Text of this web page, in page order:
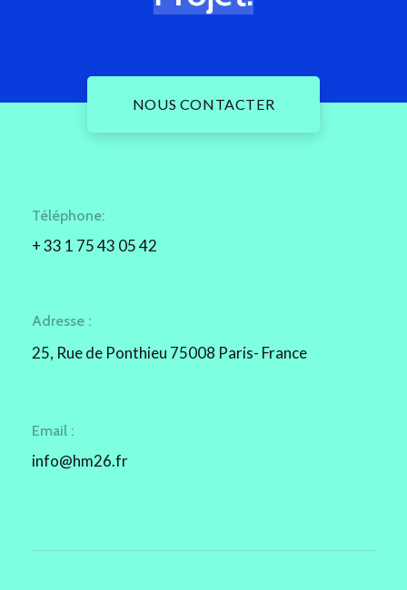
NOUS CONTACTER
Téléphone:
+ 33 1 75 43 05 42
Adresse :
25, Rue de Ponthieu 75008 Paris- France
Email :
info@hm26.fr